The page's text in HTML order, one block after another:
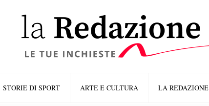
STORIE DI SPORT ARTE E CULTURA LA REDAZIONE